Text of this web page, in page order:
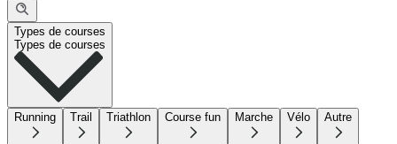
Types de courses
Types de courses
Running Trail Triathlon Course fun Marche Vélo Autre